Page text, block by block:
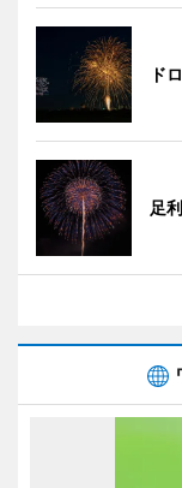
ド
足